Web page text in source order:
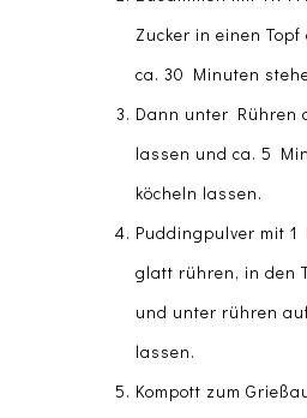
Zucker in einen
ca. 30 Minuten
Dann unter Rühren
lassen und ca. 5
köcheln lassen.
Puddingpulver mit 1
glatt rühren, in den
und unter rühren
lassen.
Kompott zum